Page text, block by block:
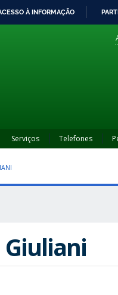
À INFORMAÇÃO
Serviços Telefones
Giuliani